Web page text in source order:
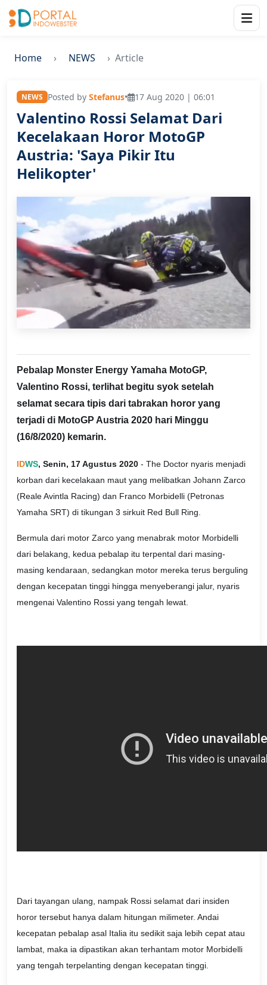
Home NEWS Article
NEWS Posted by Stefanus• 17 Aug 2020 | 06:01
Valentino Rossi Selamat Dari
Kecelakaan Horor MotoGP
Austria: 'Saya Pikir Itu
Helikopter'
Pebalap Monster Energy Yamaha MotoGP,
Valentino Rossi, terlihat begitu syok setelah
selamat secara tipis dari tabrakan horor yang
terjadi di MotoGP Austria 2020 hari Minggu
(16/8/2020) kemarin.
IDWS, Senin, 17 Agustus 2020 - The Doctor nyaris menjadi
korban dari kecelakaan maut yang melibatkan Johann Zarco
(Reale Avintla Racing) dan Franco Morbidelli (Petronas
Yamaha SRT) di tikungan 3 sirkuit Red Bull Ring.
Bermula dari motor Zarco yang menabrak motor Morbidelli
dari belakang, kedua pebalap itu terpental dari masing-
masing kendaraan, sedangkan motor mereka terus berguling
dengan kecepatan tinggi hingga menyeberangi jalur, nyaris
mengenai Valentino Rossi yang tengah lewat.
Dari tayangan ulang, nampak Rossi selamat dari insiden
horor tersebut hanya dalam hitungan milimeter. Andai
kecepatan pebalap asal Italia itu sedikit saja lebih cepat atau
lambat, maka ia dipastikan akan terhantam motor Morbidelli
yang tengah terpelanting dengan kecepatan tinggi.